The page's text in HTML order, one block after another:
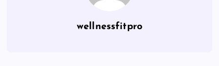
wellnessfitpro